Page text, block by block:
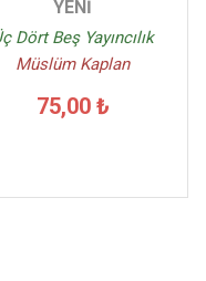
YENİ
Dört Beş Yayıncılık
Müslüm Kaplan
75,00 ₺